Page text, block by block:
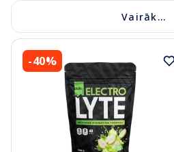
Vairāk...
-40%